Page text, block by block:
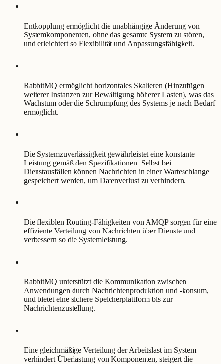
Entkopplung ermöglicht die unabhängige Änderung von
Systemkomponenten, ohne das gesamte System zu stören,
und erleichtert so Flexibilität und Anpassungsfähigkeit.
RabbitMQ ermöglicht horizontales Skalieren (Hinzufügen
weiterer Instanzen zur Bewältigung höherer Lasten), was das
Wachstum oder die Schrumpfung des Systems je nach Bedarf
ermöglicht.
Die Systemzuverlässigkeit gewährleistet eine konstante
Leistung gemäß den Spezifikationen. Selbst bei
Dienstausfällen können Nachrichten in einer Warteschlange
gespeichert werden, um Datenverlust zu verhindern.
Die flexiblen Routing-Fähigkeiten von AMQP sorgen für eine
effiziente Verteilung von Nachrichten über Dienste und
verbessern so die Systemleistung.
RabbitMQ unterstützt die Kommunikation zwischen
Anwendungen durch Nachrichtenproduktion und -konsum,
und bietet eine sichere Speicherplattform bis zur
Nachrichtenzustellung.
Eine gleichmäßige Verteilung der Arbeitslast im System
verhindert Überlastung von Komponenten, steigert die